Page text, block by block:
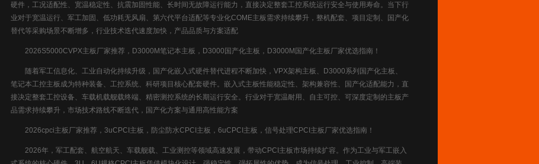
硬件，工况适配性、宽温稳定性、抗震加固性能、长时间无故障运行能力，直接决定整套工控系统运行安全与使用寿命。当下行
业对于宽温运行、军工加固、低功耗无风扇、第六代平台适配等专业化COME主板需求持续攀升，整机配套、项目定制、国产化
替代等采购场景不断增多，行业技术迭代速度加快，产品品质与方案适配
2026S5000CVPX主板厂家推荐，D3000M笔记本主板，D3000国产化主板，D3000M国产化主板厂家优选指南！
随着军工信息化、工业自动化持续升级，国产化嵌入式硬件替代进程不断加快，VPX架构主板、D3000系列国产化主板、
笔记本工控主板成为特种装备、工控系统、科研项目核心配套硬件。嵌入式主板性能稳定性、架构兼容性、国产化适配能力，直
接决定整套工控设备、车载机载舰载终端、精密测控系统的长期运行安全。行业对于宽温耐用、自主可控、可深度定制的主板产
品需求持续攀升，市场技术路线不断迭代，国产化方案与通用高性能方案
2026cpci主板厂家推荐，3uCPCI主板，防尘防水CPCI主板，6uCPCI主板，信号处理CPCI主板厂家优选指南！
2026年，军工配套、航空航天、车载舰载、工业测控等领域高速发展，带动CPCI主板市场持续扩容。作为工业与军工嵌入